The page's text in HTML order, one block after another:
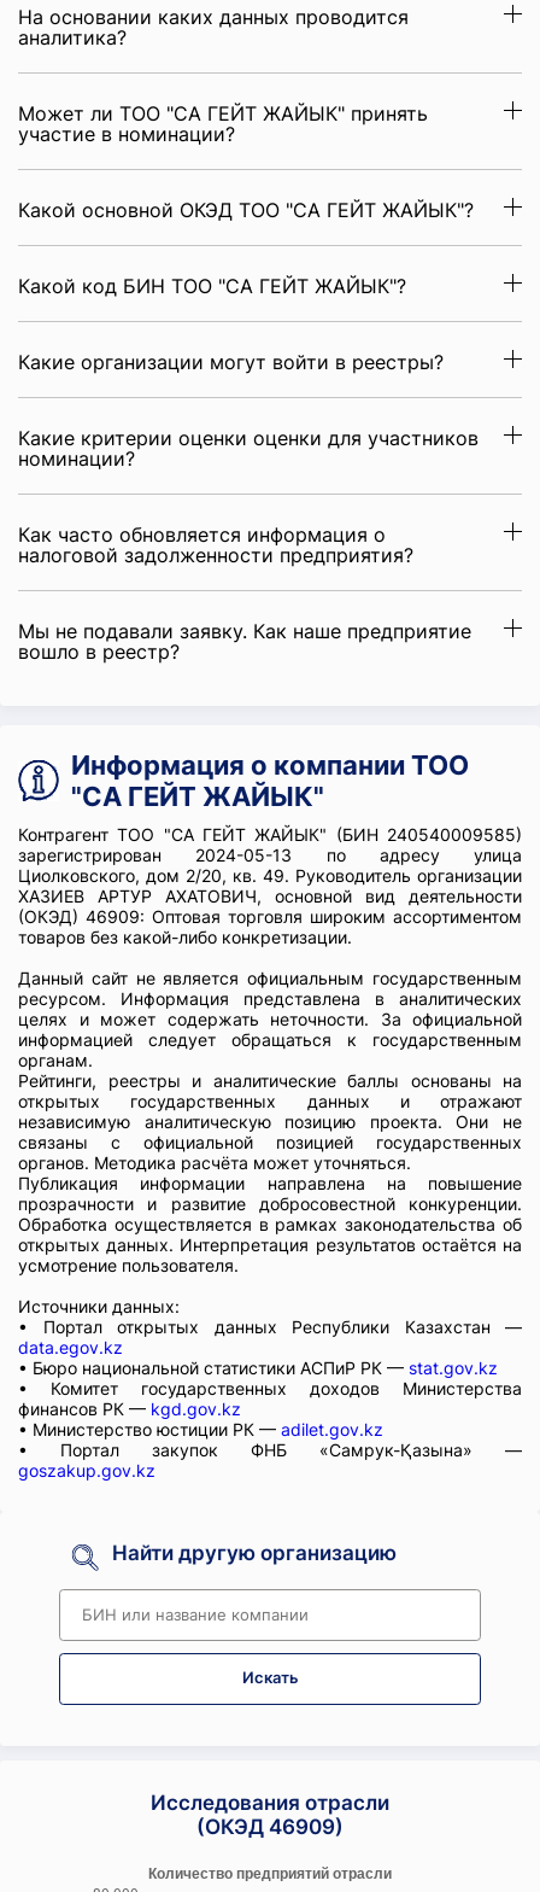
На основании каких данных проводится
аналитика?
Может ли ТОО "СА ГЕЙТ ЖАЙЫК" принять
участие в номинации?
Какой основной ОКЭД ТОО "СА ГЕЙТ ЖАЙЫК"?
Какой код БИН ТОО "СА ГЕЙТ ЖАЙЫК"?
Какие организации могут войти в реестры?
Какие критерии оценки оценки для участников
номинации?
Как часто обновляется информация о
налоговой задолженности предприятия?
Мы не подавали заявку. Как наше предприятие
вошло в реестр?
Информация о компании ТОО
"СА ГЕЙТ ЖАЙЫК"
Контрагент ТОО "СА ГЕЙТ ЖАЙЫК" (БИН 240540009585)
зарегистрирован 2024-05-13 по адресу улица
Циолковского, дом 2/20, кв. 49. Руководитель организации
ХАЗИЕВ АРТУР АХАТОВИЧ, основной вид деятельности
(ОКЭД) 46909: Оптовая торговля широким ассортиментом
товаров без какой-либо конкретизации.
Данный сайт не является официальным государственным
ресурсом. Информация представлена в аналитических
целях и может содержать неточности. За официальной
информацией следует обращаться к государственным
органам.
Рейтинги, реестры и аналитические баллы основаны на
открытых государственных данных и отражают
независимую аналитическую позицию проекта. Они не
связаны с официальной позицией государственных
органов. Методика расчёта может уточняться.
Публикация информации направлена на повышение
прозрачности и развитие добросовестной конкуренции.
Обработка осуществляется в рамках законодательства об
открытых данных. Интерпретация результатов остаётся на
усмотрение пользователя.
Источники данных:
• Портал открытых данных Республики Казахстан —
data.egov.kz
• Бюро национальной статистики АСПиР РК — stat.gov.kz
• Комитет государственных доходов Министерства
финансов РК — kgd.gov.kz
• Министерство юстиции РК — adilet.gov.kz
• Портал закупок ФНБ «Самрук-Қазына» —
goszakup.gov.kz
Найти другую организацию
Искать
Исследования отрасли
(ОКЭД 46909)